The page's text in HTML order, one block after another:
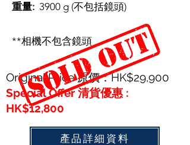
重量: 3900 g (不包括鏡頭)
**相機不包含鏡頭
Original Price 原價：HK$29,900
Special Offer 清貨優惠 :
HK$12,800
產品詳細資料